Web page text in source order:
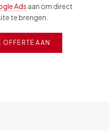
Ads aan om direct
te brengen.
OFFERTE AAN